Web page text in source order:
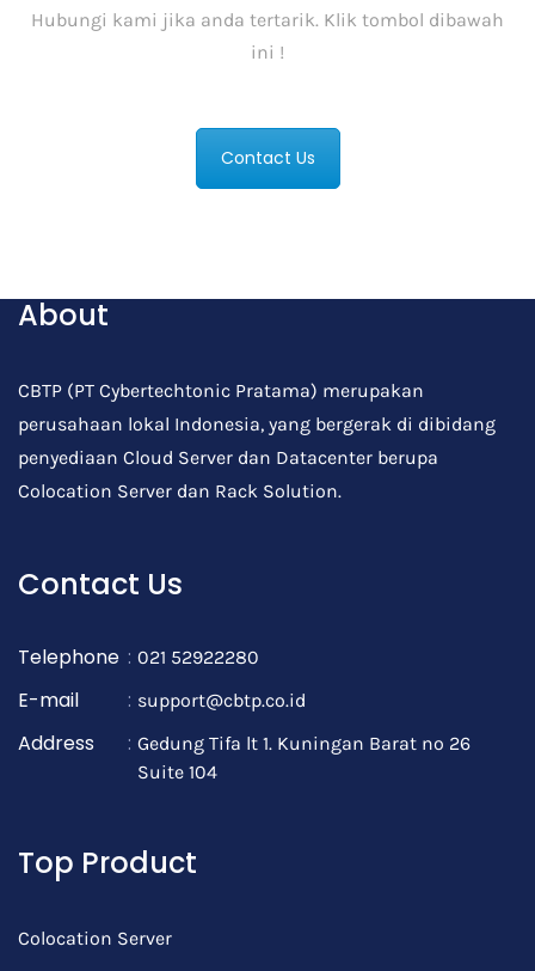
Hubungi kami jika anda tertarik. Klik tombol dibawah
ini !
Contact Us
About
CBTP (PT Cybertechtonic Pratama) merupakan
perusahaan lokal Indonesia, yang bergerak di dibidang
penyediaan Cloud Server dan Datacenter berupa
Colocation Server dan Rack Solution.
Contact Us
Telephone : 021 52922280
E-mail : support@cbtp.co.id
Address : Gedung Tifa lt 1. Kuningan Barat no 26
Suite 104
Top Product
Colocation Server